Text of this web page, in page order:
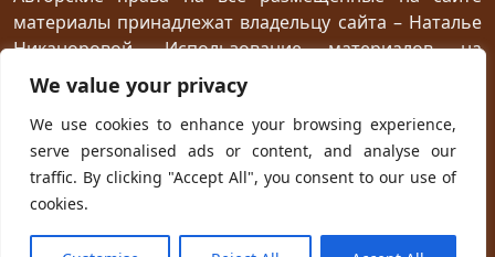
We value your privacy
We use cookies to enhance your browsing experience,
serve personalised ads or content, and analyse our
traffic. By clicking "Accept All", you consent to our use of
cookies.
птица Киви путеводный камень магия камня
сокровище шантаж ссора
женщины дворец кузница гнев дракона жар
испуг побег плен план приключение
телефон гадание
материалы принадлежат владельцу сайта – Наталье
Никаноровой. Использование материалов на
посторонних сайтах разрешается без
предварительного согласия при условии
размещения прямой открытой для индексирования
ссылки на первоисточник не ниже первого абзаца
текста.
Powered with WordPressand own Kadryctheme.